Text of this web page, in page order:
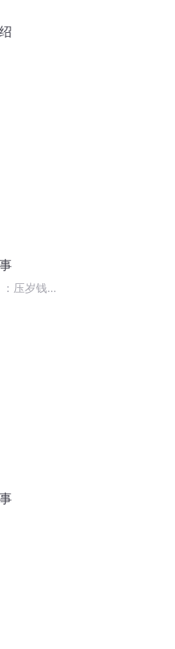
压岁钱